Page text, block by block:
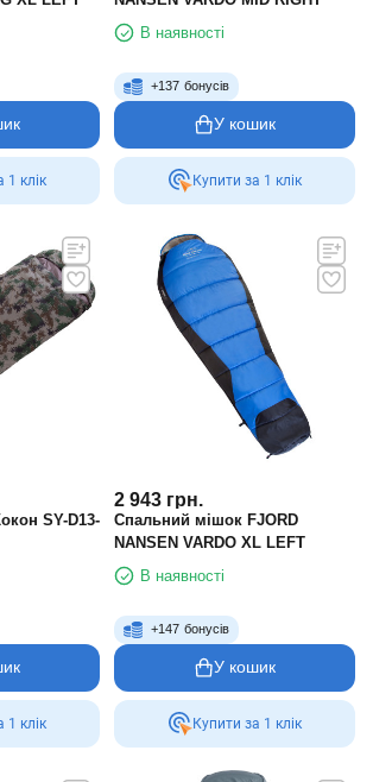
1 клiк
В наявності
+137 бонусів
У кошик
Купити за 1 клiк
SY-D13-
1 клiк
2 943 грн.
Спальний мішок FJORD
NANSEN VARDO XL LEFT
В наявності
+147 бонусів
У кошик
Купити за 1 клiк